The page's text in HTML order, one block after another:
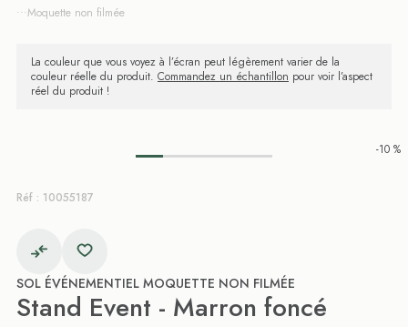
...Moquette non filmée
La couleur que vous voyez à l’écran peut légèrement varier de la
couleur réelle du produit. Commandez un échantillon pour voir l’aspect
réel du produit !
-10 %
Réf : 10055187
SOL ÉVÉNEMENTIEL MOQUETTE NON FILMÉE
Stand Event - Marron foncé